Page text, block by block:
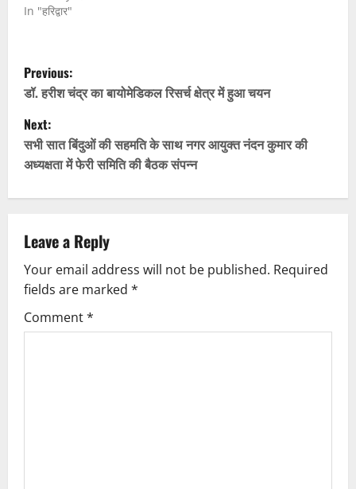
In "हरिद्वार"
P
o
s
t
n
a
v
i
g
Previous:
डॉ. हरीश चंद्र का बायोमेडिकल रिसर्च क्षेत्र में हुआ चयन
Next:
सभी सात बिंदुओं की सहमति के साथ नगर आयुक्त नंदन कुमार की
अध्यक्षता में फेरी समिति की बैठक संपन्न
Leave a Reply
Your email address will not be published. Required
fields are marked *
Comment*